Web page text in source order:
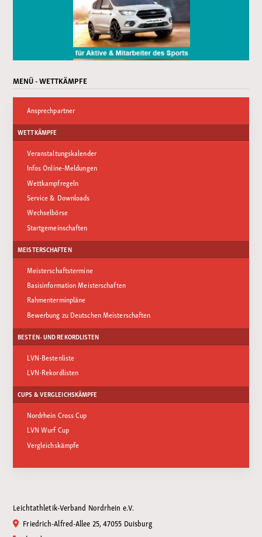
MENÜ - WETTKÄMPFE
Ansprechpartner
WETTKÄMPFE
Veranstaltungskalender
Infos Online-Meldungen
Wettkampfregeln
Service & Downloads
Wechselbörse
Startgemeinschaften
MEISTERSCHAFTEN
Meisterschaftstermine
Basisinformation Meisterschaften
Rahmenterminpläne
Bewerbung zu Deutschen Meisterschaften
BESTEN- UND REKORDLISTEN
LVN-Bestenliste
LVN-Rekordlisten
CUPS & VERGLEICHSKÄMPFE
Nordrhein Cross Cup
LVN Wurf Cup
Vergleichskämpfe
Leichtathletik-Verband Nordrhein e.V.
Friedrich-Alfred-Allee 25, 47055 Duisburg